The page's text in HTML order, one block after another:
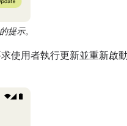
提示。
使用者執行更新並重新啟